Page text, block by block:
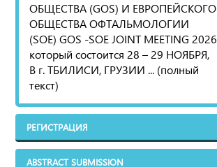
ОБЩЕСТВА (GOS) И ЕВРОПЕЙСКОГО
ОБЩЕСТВА ОФТАЛЬМОЛОГИИ
(SOE) GOS -SOE JOINT MEETING 2026
который состоится 28 – 29 НОЯБРЯ,
В г. ТБИЛИСИ, ГРУЗИИ ... (полный
текст)
РЕГИСТРАЦИЯ
ABSTRACT SUBMISSION